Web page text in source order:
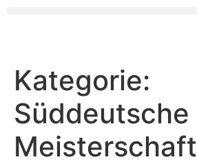
Kategorie:
Süddeutsche
Meisterschaft